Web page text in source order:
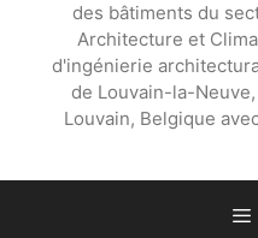
des bâtiments du
Architecture et
d'ingénierie
de Louvain-la-
Louvain, Belgique